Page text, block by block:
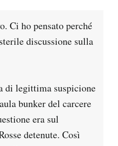
Ci ho pensato perché
discussione sulla
di legittima suspicione
bunker del carcere
era sul
detenute. Così